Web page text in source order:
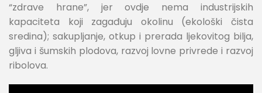
“zdrave hrane”, jer ovdje nema industrijskih
kapaciteta koji zagađuju okolinu (ekološki čista
sredina); sakupljanje, otkup i prerada ljekovitog bilja,
gljiva i šumskih plodova, razvoj lovne privrede i razvoj
ribolova.